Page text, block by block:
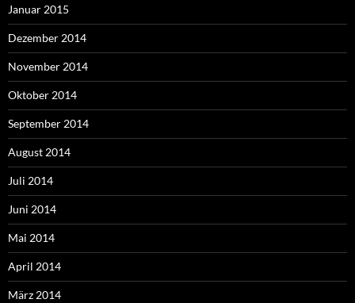
Januar 2015
Dezember 2014
November 2014
Oktober 2014
September 2014
August 2014
Juli 2014
Juni 2014
Mai 2014
April 2014
März 2014